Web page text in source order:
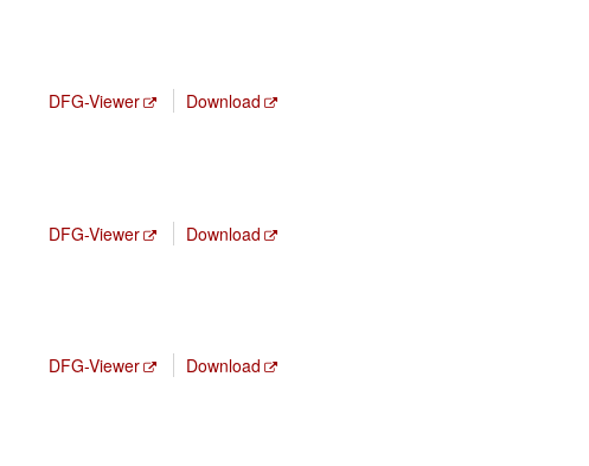
DFG-Viewer Download
DFG-Viewer Download
DFG-Viewer Download